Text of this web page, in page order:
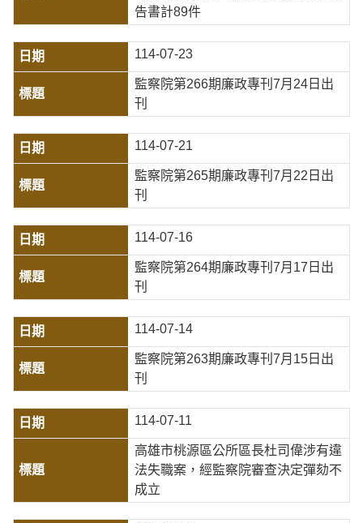
告書計89件
114-07-23
監察院第266期廉政專刊7月24日出
刊
114-07-21
監察院第265期廉政專刊7月22日出
刊
114-07-16
監察院第264期廉政專刊7月17日出
刊
114-07-14
監察院第263期廉政專刊7月15日出
刊
114-07-11
高雄市桃源區公所區長杜司偉涉有違
法失職案，經監察院審查決定彈劾不
成立